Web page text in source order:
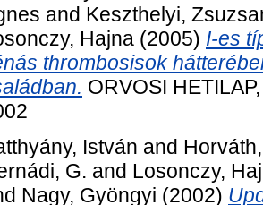
and Keszthelyi,
Hajna (2005) I-es
thrombosisok
ORVOSI
István and
G. and Losonczy,
Nagy, Gyöngyi (2002)